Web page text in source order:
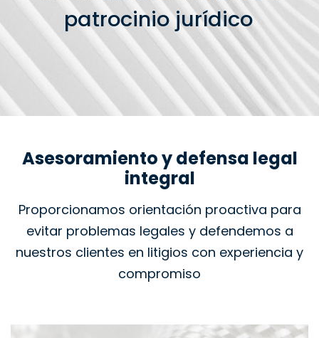
patrocinio jurídico
Asesoramiento y defensa legal
integral
Proporcionamos orientación proactiva para
evitar problemas legales y defendemos a
nuestros clientes en litigios con experiencia y
compromiso